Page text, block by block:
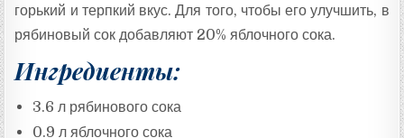
горький и терпкий вкус. Для того, чтобы его улучшить, в
рябиновый сок добавляют 20% яблочного сока.
Ингредиенты:
3.6 л рябинового сока
0.9 л яблочного сока